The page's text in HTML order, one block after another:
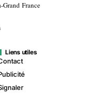
France
Liens utiles